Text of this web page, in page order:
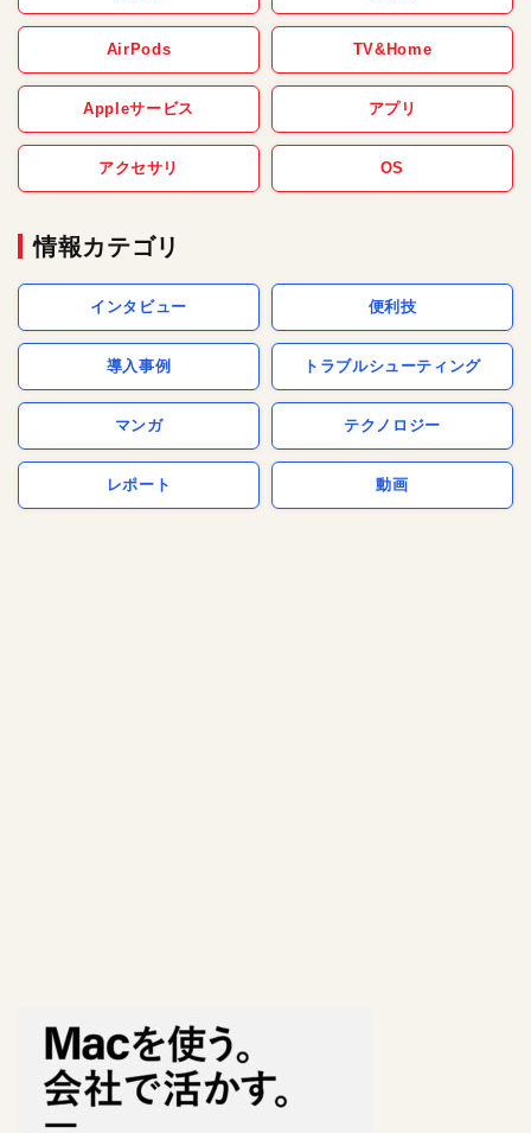
AirPods TV&Home
Appleサービス アプリ
アクセサリ OS
情報カテゴリ
インタビュー 便利技
導入事例 トラブルシューティング
マンガ テクノロジー
レポート 動画